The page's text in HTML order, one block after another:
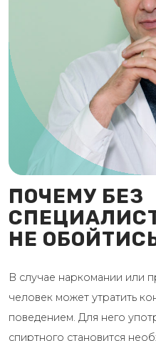
ПОЧЕМУ БЕЗ
НЕ
В случае наркомании или
человек может утратить
поведением. Для него
спиртного становится